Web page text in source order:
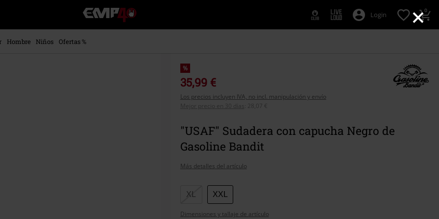
×
EMP
-
Música,
Login 0
Hombre Niños
Ofertas %
%
35,99 €
Los precios incluyen IVA, no incl. manipulación y envío
Mejor precio en 30 días
28,07 €
"USAF" Sudadera con capucha Negro de
Gasoline Bandit
Más detalles del artículo
Elige
XL XXL
Dimensiones y tallaje de artículo